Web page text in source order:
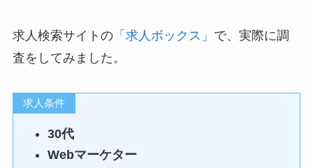
求人検索サイトの「求人ボックス」 で、実際に調
査をしてみました。
求人条件
30代
Webマーケター